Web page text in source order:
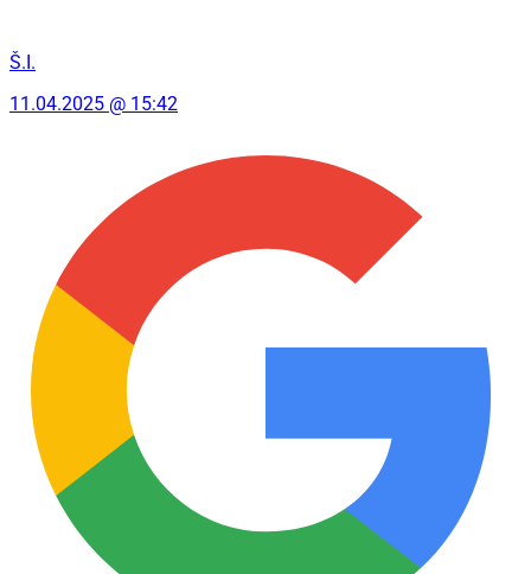
Š.I.
11.04.2025 @ 15:42